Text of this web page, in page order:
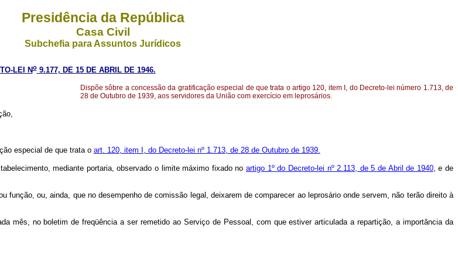
Presidência da República
Casa Civil
Subchefia para Assuntos Jurídicos
LEI No9.177, DE 15 DE ABRIL DE 1946.
Dispõe sôbre a concessão da gratificação especial de que trata o artigo 120, item I, do Decreto-lei número 1.713, de
28 de Outubro de 1939, aos servidores da União com exercício em leprosários.
especial de que trata o art. 120, item I, do Decreto-lei nº 1.713, de 28 de Outubro de 1939.
mediante portaria, observado o limite máximo fixado noartigo 1º do Decreto-lei nº 2.113, de 5 de Abril de 1940, e de
ou, ainda, que no desempenho de comissão legal, deixarem de comparecer ao leprosário onde servem, não terão direito à
mês, no boletim de freqüência a ser remetido ao Serviço de Pessoal, com que estiver articulada a repartição, a importância da